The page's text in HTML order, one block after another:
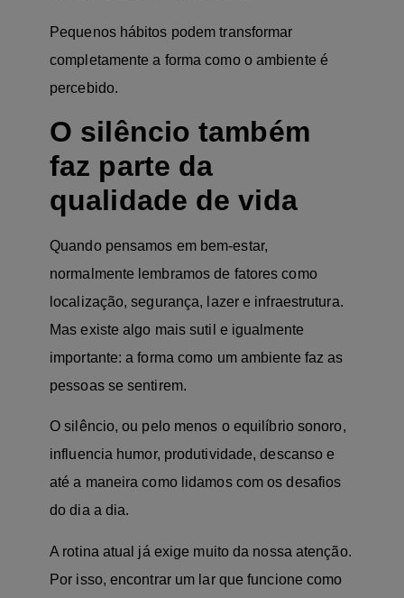
Pequenos hábitos podem transformar
completamente a forma como o ambiente é
percebido.
O silêncio também
faz parte da
qualidade de vida
Quando pensamos em bem-estar,
normalmente lembramos de fatores como
localização, segurança, lazer e infraestrutura.
Mas existe algo mais sutil e igualmente
importante: a forma como um ambiente faz as
pessoas se sentirem.
O silêncio, ou pelo menos o equilíbrio sonoro,
influencia humor, produtividade, descanso e
até a maneira como lidamos com os desafios
do dia a dia.
A rotina atual já exige muito da nossa atenção.
Por isso, encontrar um lar que funcione como